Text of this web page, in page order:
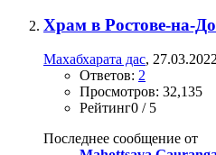
Храм в Ростове-на-
Махабхарата дас,
Ответов: 2
Просмотров: 32,135
Рейтинг0 / 5
Последнее сообщение от